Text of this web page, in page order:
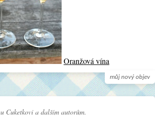
můj nový objev
Oranžová vína
Cuketkovi a dalším autorům.